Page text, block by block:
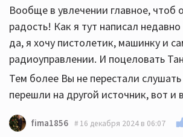
Вообще в увлечении главное, чтоб
радость! Как я тут написал недавно
да, я хочу пистолетик, машинку и
радиоуправлении. И поцеловать
Тем более Вы не перестали
перешли на другой источник, вот и
fima1856 16 декабря 2024 в 06:07